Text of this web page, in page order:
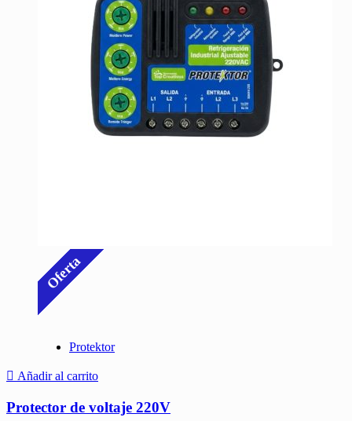
Oferta
Protektor
Añadir al carrito
Protector de voltaje 220V